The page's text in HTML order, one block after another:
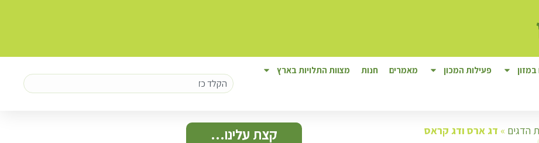
פעילות המכון מאמרים חנות מצוות התלויות בארץ
הדגים » דג ארס ודג קראס קצת עלינו…